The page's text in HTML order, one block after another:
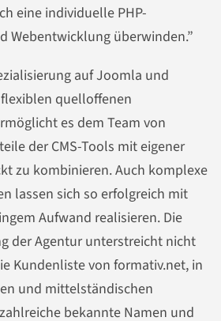
eine individuelle PHP-
Webentwicklung überwinden.”
auf Joomla und
quelloffenen
es dem Team von
der CMS-Tools mit eigener
zu kombinieren. Auch komplexe
lassen sich so erfolgreich mit
Aufwand realisieren. Die
der Agentur unterstreicht nicht
Kundenliste von formativ.net, in
und mittelständischen
bekannte Namen und